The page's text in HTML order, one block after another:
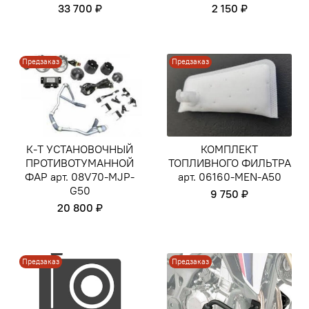
33 700 ₽
2 150 ₽
Предзаказ
К-Т УСТАНОВОЧНЫЙ
ПРОТИВОТУМАННОЙ
ФАР арт. 08V70-MJP-
G50
20 800 ₽
Предзаказ
КОМПЛЕКТ
ТОПЛИВНОГО ФИЛЬТРА
арт. 06160-MEN-A50
9 750 ₽
Предзаказ Предзаказ